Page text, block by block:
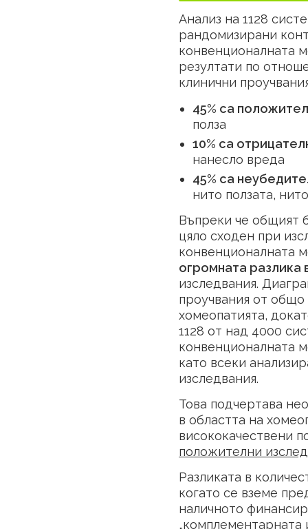
Анализ на 1128
рандомизирани
конвенционалната
резултати по
клинични
45% са
полза
10% са
нанесло вреда
45% са
нито ползата,
Въпреки че общият
цяло сходен при
конвенционалната
огромната разлика
изследвания.
проучвания от общо
хомеопатията,
1128 от над 4000
конвенционалната
като всеки
изследвания.
Това подчертава
в областта на
висококачествени
положителни
Разликата в
когато се вземе
наличното
„комплементарната